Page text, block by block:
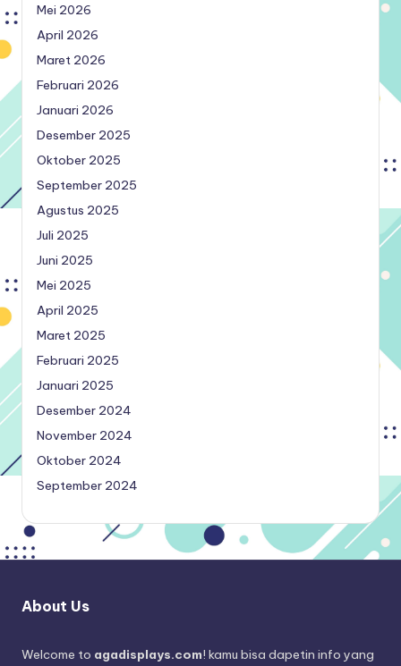
Mei 2026
April 2026
Maret 2026
Februari 2026
Januari 2026
Desember 2025
Oktober 2025
September 2025
Agustus 2025
Juli 2025
Juni 2025
Mei 2025
April 2025
Maret 2025
Februari 2025
Januari 2025
Desember 2024
November 2024
Oktober 2024
September 2024
About Us
Welcome to agadisplays.com! kamu bisa dapetin info yang